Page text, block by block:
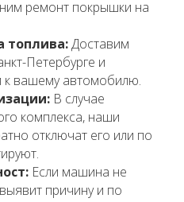
ремонт покрышки на
топлива:Доставим
Петербурге и
к вашему автомобилю.
В случае
комплекса, наши
отключат его или по
Если машина не
причину и по